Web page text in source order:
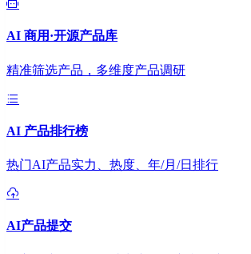
AI 商用·开源产品库
精准筛选产品，多维度产品调研
AI 产品排行榜
热门AI产品实力、热度、年/月/日排行
AI产品提交